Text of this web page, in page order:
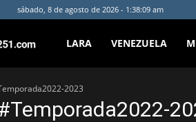
sábado, 8 de agosto de 2026 - 1:38:09 am
Noticias251
LARA VENEZUELA
2023